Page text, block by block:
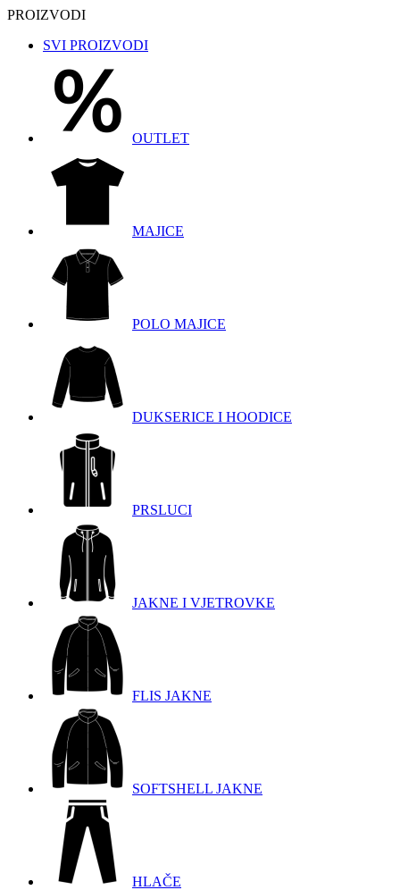
PROIZVODI
SVI PROIZVODI
OUTLET
MAJICE
POLO MAJICE
DUKSERICE I HOODICE
PRSLUCI
JAKNE I VJETROVKE
FLIS JAKNE
SOFTSHELL JAKNE
HLAČE